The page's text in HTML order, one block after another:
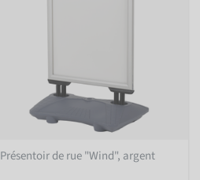
Présentoir de rue "Wind", argent